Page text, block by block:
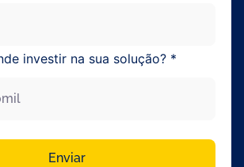
investir na sua solução? *
Enviar